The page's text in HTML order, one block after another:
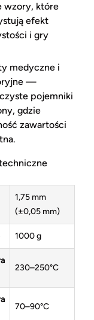
wzory, które
efekt
i gry
medyczne i
—
pojemniki
gdzie
zawartości
1,75 mm
(±0,05 mm)
1000 g
230–250°C
70–90°C